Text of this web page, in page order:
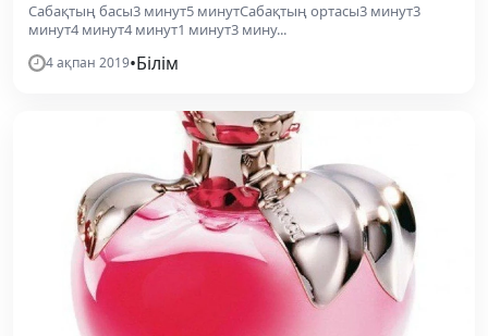
Сабақтың басы3 минут5 минутСабақтың ортасы3 минут3
минут4 минут4 минут1 минут3 мину...
4 ақпан 2019•Білім